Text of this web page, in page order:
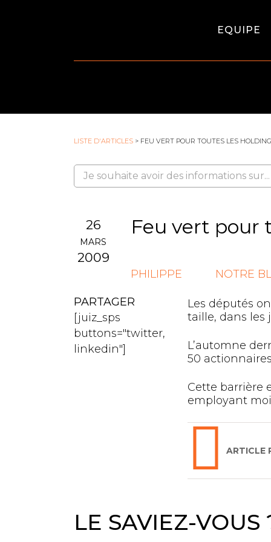
EQUIPE
LISTE D'ARTICLES > FEU VERT POUR TOUTES LES
26
MARS
2009
Feu vert pour
PHILIPPE NOTRE
PARTAGER
[juiz_sps
buttons="twitter,
linkedin"]
Les députés
taille, dans les
L’automne
50
Cette barrière
employant
ARTICLE
LE SAVIEZ-VOUS